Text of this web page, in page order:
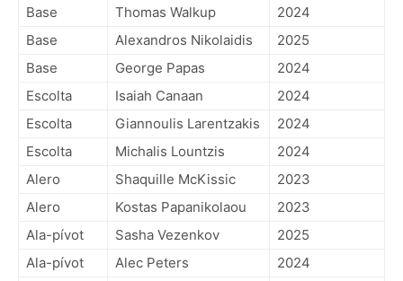
Base
Thomas Walkup
2024
Base
Alexandros Nikolaidis
2025
Base
George Papas
2024
Escolta
Isaiah Canaan
2024
Escolta
Giannoulis Larentzakis
2024
Escolta
Michalis Lountzis
2024
Alero
Shaquille McKissic
2023
Alero
Kostas Papanikolaou
2023
Ala-pívot
Sasha Vezenkov
2025
Ala-pívot
Alec Peters
2024